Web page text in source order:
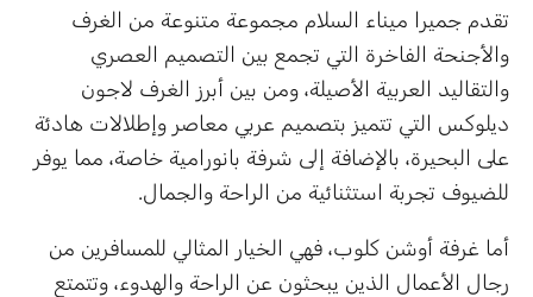
تقدم جميرا ميناء السلام مجموعة متنوعة من الغرف
والأجنحة الفاخرة التي تجمع بين التصميم العصري
والتقاليد العربية الأصيلة، ومن بين أبرز الغرف لاجون
ديلوكس التي تتميز بتصميم عربي معاصر وإطلالات هادئة
على البحيرة، بالإضافة إلى شرفة بانورامية خاصة، مما يوفر
للضيوف تجربة استثنائية من الراحة والجمال.
أما غرفة أوشن كلوب، فهي الخيار المثالي للمسافرين من
رجال الأعمال الذين يبحثون عن الراحة والهدوء، وتتمتع